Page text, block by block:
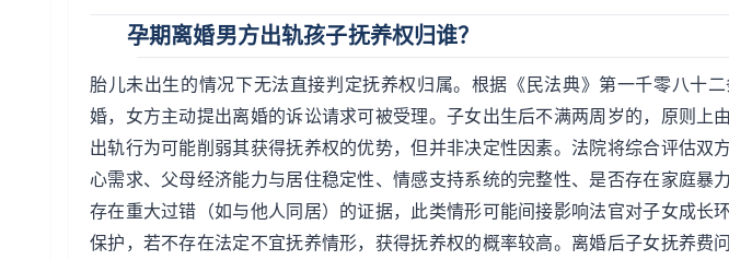
孕期离婚男方出轨孩子抚养权归谁？
胎儿未出生的情况下无法直接判定抚养权归属。根据《民法典》第一千零八十
婚，女方主动提出离婚的诉讼请求可被受理。子女出生后不满两周岁的，原则上
出轨行为可能削弱其获得抚养权的优势，但并非决定性因素。法院将综合评估双
心需求、父母经济能力与居住稳定性、情感支持系统的完整性、是否存在家庭暴
存在重大过错（如与他人同居）的证据，此类情形可能间接影响法官对子女成长
保护，若不存在法定不宜抚养情形，获得抚养权的概率较高。离婚后子女抚养费